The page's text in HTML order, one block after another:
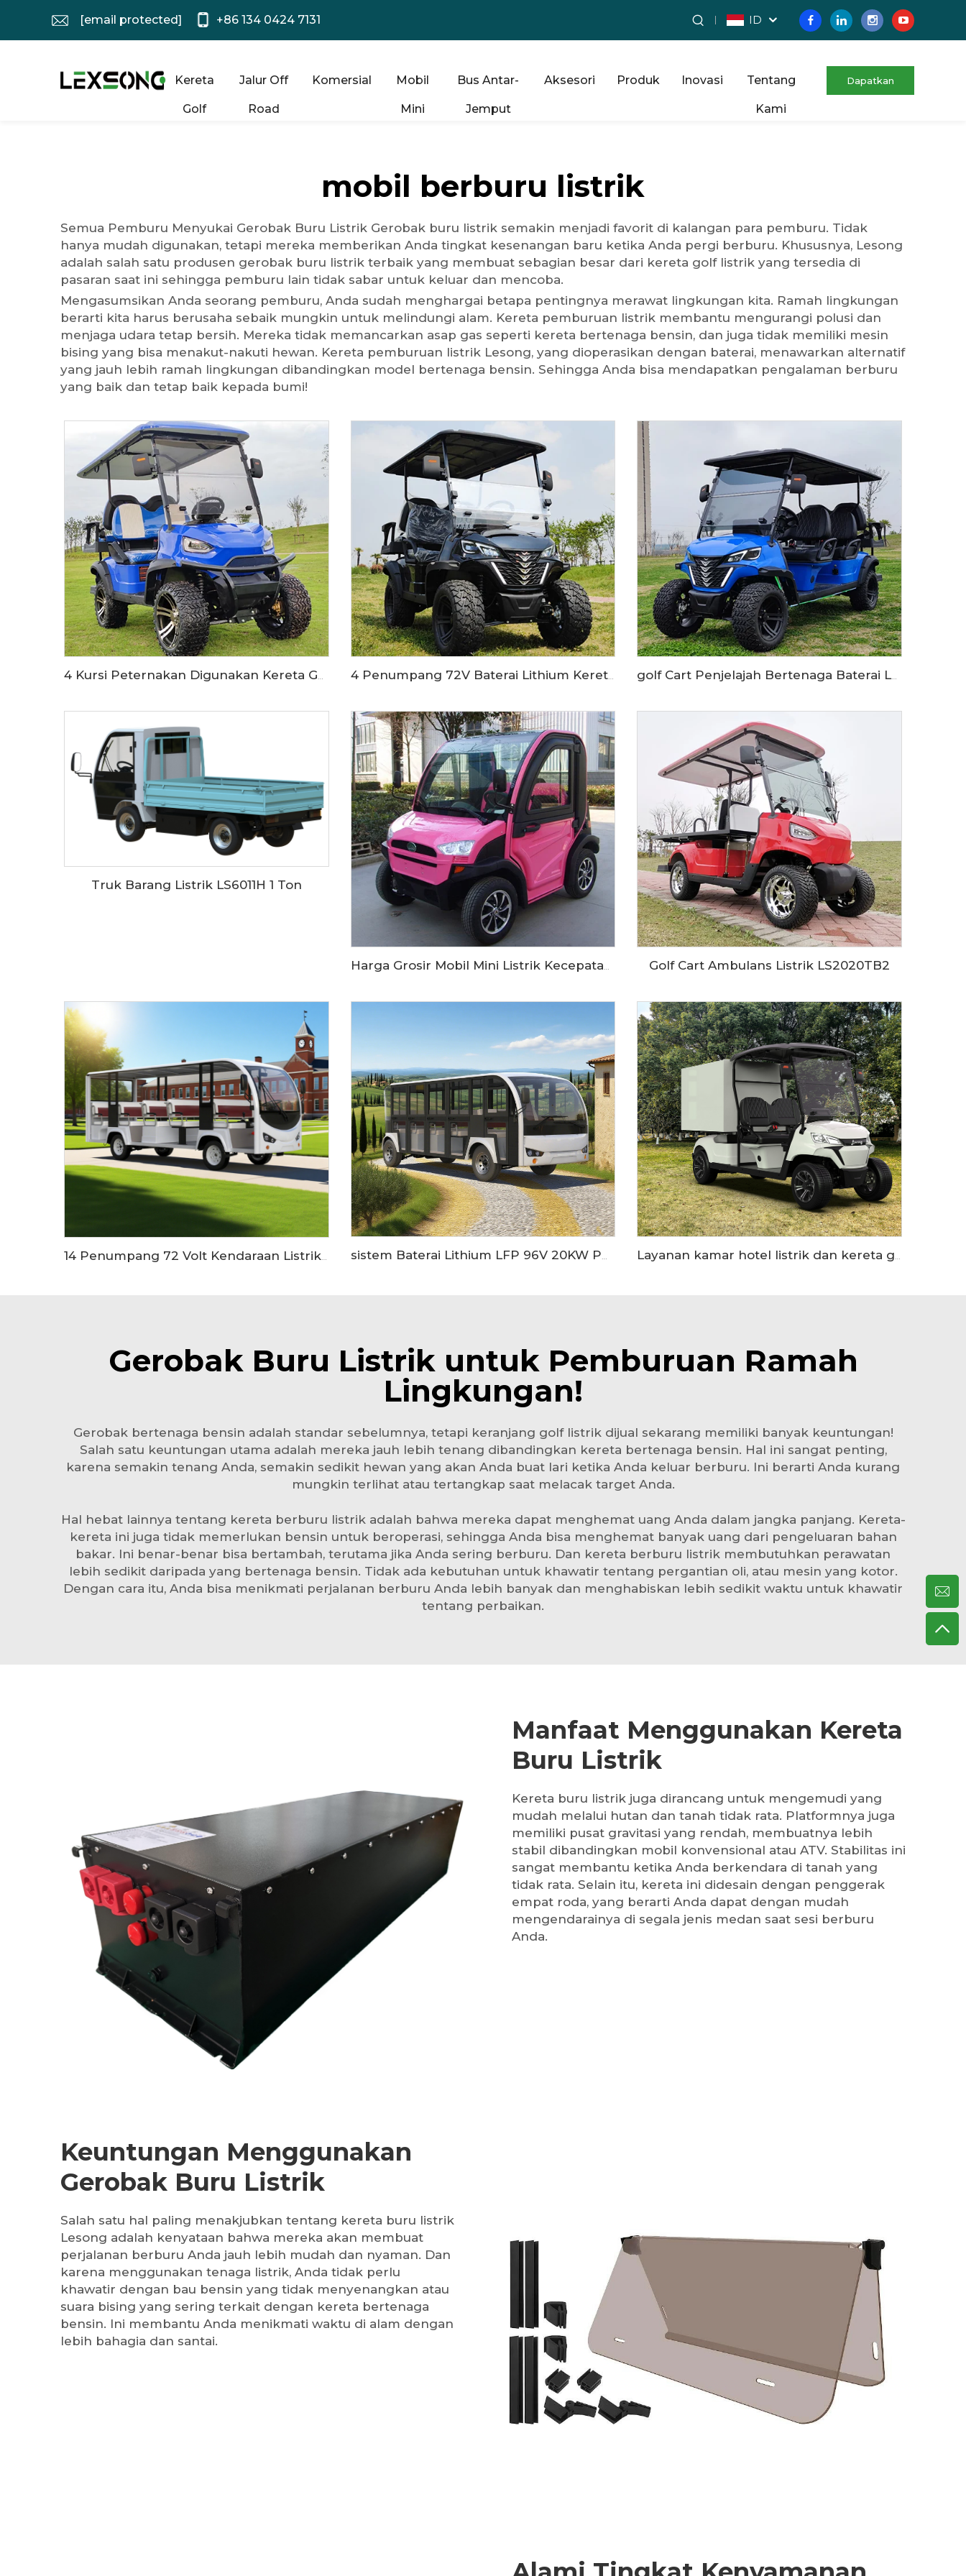
[email protected] +86 134 0424 7131 ID
Kereta
Golf
Jalur Off
Road
Komersial Mobil
Mini
Bus Antar-
Jemput
Aksesori Produk Inovasi Tentang
Kami
Dapatkan
mobil berburu listrik
Semua Pemburu Menyukai Gerobak Buru Listrik Gerobak buru listrik semakin menjadi favorit di kalangan para pemburu. Tidak
hanya mudah digunakan, tetapi mereka memberikan Anda tingkat kesenangan baru ketika Anda pergi berburu. Khususnya, Lesong
adalah salah satu produsen gerobak buru listrik terbaik yang membuat sebagian besar dari kereta golf listrik yang tersedia di
pasaran saat ini sehingga pemburu lain tidak sabar untuk keluar dan mencoba.
Mengasumsikan Anda seorang pemburu, Anda sudah menghargai betapa pentingnya merawat lingkungan kita. Ramah lingkungan
berarti kita harus berusaha sebaik mungkin untuk melindungi alam. Kereta pemburuan listrik membantu mengurangi polusi dan
menjaga udara tetap bersih. Mereka tidak memancarkan asap gas seperti kereta bertenaga bensin, dan juga tidak memiliki mesin
bising yang bisa menakut-nakuti hewan. Kereta pemburuan listrik Lesong, yang dioperasikan dengan baterai, menawarkan alternatif
yang jauh lebih ramah lingkungan dibandingkan model bertenaga bensin. Sehingga Anda bisa mendapatkan pengalaman berburu
yang baik dan tetap baik kepada bumi!
4 Penumpang 72V Baterai Lithium Kereta Golf Listrik Off Road Berburu LS2021ASZ
Truk Barang Listrik LS6011H 1 Ton
Golf Cart Ambulans Listrik LS2020TB2
sistem Baterai Lithium LFP 96V 20KW PMSM Bus Wisata Listrik 23 Kursi LS6230KF Layanan kamar hotel listrik dan kereta golf penitipan makanan LS2043KHR
Gerobak Buru Listrik untuk Pemburuan Ramah
Lingkungan!
Gerobak bertenaga bensin adalah standar sebelumnya, tetapi keranjang golf listrik dijual sekarang memiliki banyak keuntungan!
Salah satu keuntungan utama adalah mereka jauh lebih tenang dibandingkan kereta bertenaga bensin. Hal ini sangat penting,
karena semakin tenang Anda, semakin sedikit hewan yang akan Anda buat lari ketika Anda keluar berburu. Ini berarti Anda kurang
mungkin terlihat atau tertangkap saat melacak target Anda.
Hal hebat lainnya tentang kereta berburu listrik adalah bahwa mereka dapat menghemat uang Anda dalam jangka panjang. Kereta-
kereta ini juga tidak memerlukan bensin untuk beroperasi, sehingga Anda bisa menghemat banyak uang dari pengeluaran bahan
bakar. Ini benar-benar bisa bertambah, terutama jika Anda sering berburu. Dan kereta berburu listrik membutuhkan perawatan
lebih sedikit daripada yang bertenaga bensin. Tidak ada kebutuhan untuk khawatir tentang pergantian oli, atau mesin yang kotor.
Dengan cara itu, Anda bisa menikmati perjalanan berburu Anda lebih banyak dan menghabiskan lebih sedikit waktu untuk khawatir
tentang perbaikan.
Manfaat Menggunakan Kereta
Buru Listrik
Kereta buru listrik juga dirancang untuk mengemudi yang
mudah melalui hutan dan tanah tidak rata. Platformnya juga
memiliki pusat gravitasi yang rendah, membuatnya lebih
stabil dibandingkan mobil konvensional atau ATV. Stabilitas ini
sangat membantu ketika Anda berkendara di tanah yang
tidak rata. Selain itu, kereta ini didesain dengan penggerak
empat roda, yang berarti Anda dapat dengan mudah
mengendarainya di segala jenis medan saat sesi berburu
Anda.
Keuntungan Menggunakan
Gerobak Buru Listrik
Salah satu hal paling menakjubkan tentang kereta buru listrik
Lesong adalah kenyataan bahwa mereka akan membuat
perjalanan berburu Anda jauh lebih mudah dan nyaman. Dan
karena menggunakan tenaga listrik, Anda tidak perlu
khawatir dengan bau bensin yang tidak menyenangkan atau
suara bising yang sering terkait dengan kereta bertenaga
bensin. Ini membantu Anda menikmati waktu di alam dengan
lebih bahagia dan santai.